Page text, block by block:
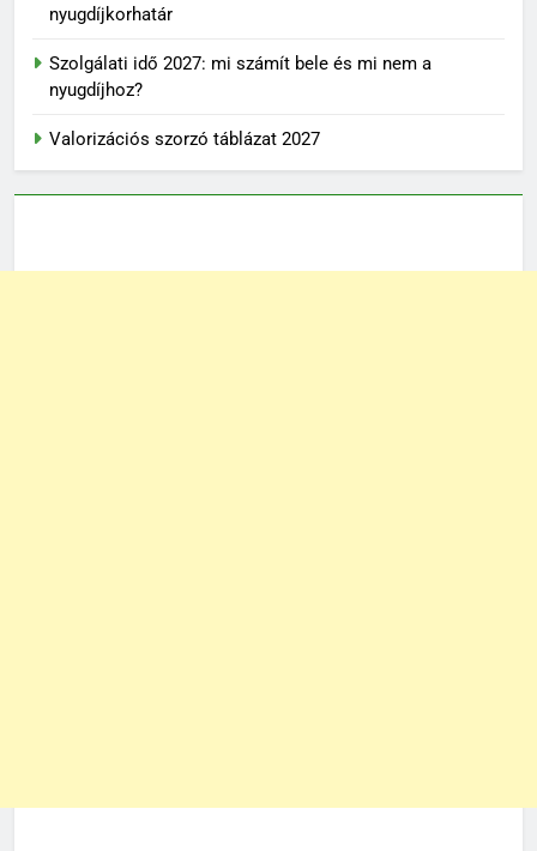
nyugdíjkorhatár
Szolgálati idő 2027: mi számít bele és mi nem a
nyugdíjhoz?
Valorizációs szorzó táblázat 2027